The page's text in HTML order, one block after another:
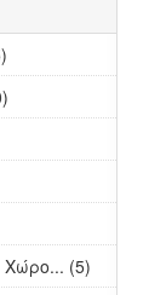
Χώρο... (5)